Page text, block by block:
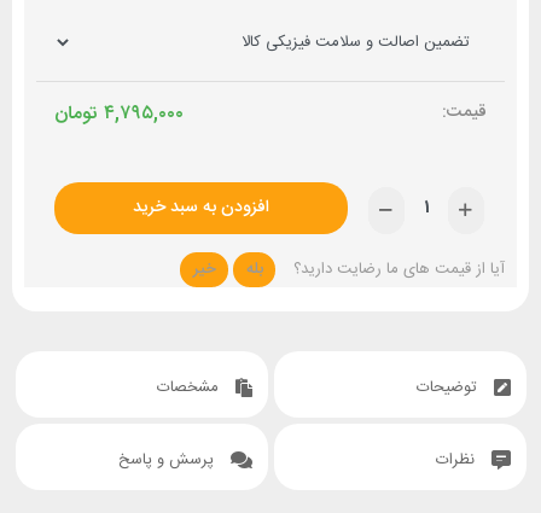
تومان ۴,۷۹۵,۰۰۰
افزودن به سبد خرید
آیا از قیمت های ما رضایت دارید؟ بله خیر
توضیحات مشخصات
نظرات پرسش و پاسخ